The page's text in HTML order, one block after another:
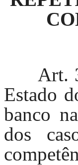
Art.
Estado
banco
dos